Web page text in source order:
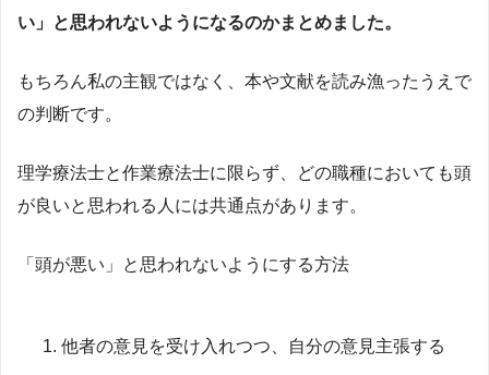
い」と思われないようになるのかまとめました。
もちろん私の主観ではなく、本や文献を読み漁ったうえで
の判断です。
理学療法士と作業療法士に限らず、どの職種においても頭
が良いと思われる人には共通点があります。
「頭が悪い」と思われないようにする方法
他者の意見を受け入れつつ、自分の意見主張する